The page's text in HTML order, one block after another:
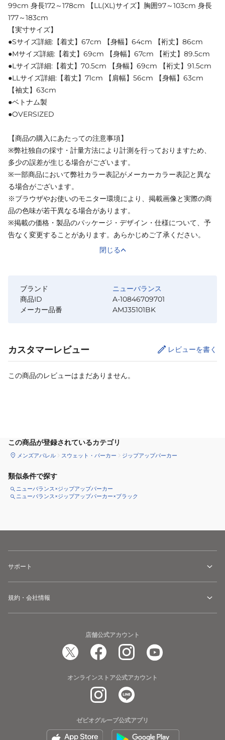
99cm 身長172～178cm 【LL(XL)サイズ】胸囲97～103cm 身長
177～183cm
【実寸サイズ】
●Sサイズ詳細:【着丈】67cm 【身幅】64cm 【裄丈】86cm
●Mサイズ詳細:【着丈】69cm 【身幅】67cm 【裄丈】89.5cm
●Lサイズ詳細:【着丈】70.5cm 【身幅】69cm 【裄丈】91.5cm
●LLサイズ詳細:【着丈】71cm 【肩幅】56cm 【身幅】63cm
【袖丈】63cm
●ベトナム製
●OVERSIZED
【商品の購入にあたっての注意事項】
※弊社独自の採寸・計量方法により計測を行っておりますため、
多少の誤差が生じる場合がございます。
※一部商品において弊社カラー表記がメーカーカラー表記と異な
る場合がございます。
※ブラウザやお使いのモニター環境により、掲載画像と実際の商
品の色味が若干異なる場合があります。
※掲載の価格・製品のパッケージ・デザイン・仕様について、予
告なく変更することがあります。あらかじめご了承ください。
閉じる
ブランド
ニューバランス
商品ID
A-10846709701
メーカー品番
AMJ35101BK
カスタマーレビュー レビューを書く
この商品のレビューはまだありません。
この商品が登録されているカテゴリ
メンズアパレル スウェット・パーカー ジップアップパーカー
類似条件で探す
ニューバランス×ジップアップパーカー
ニューバランス×ジップアップパーカー×ブラック
サポート
規約・会社情報
店舗公式アカウント
オンラインストア公式アカウント
ゼビオグループ公式アプリ